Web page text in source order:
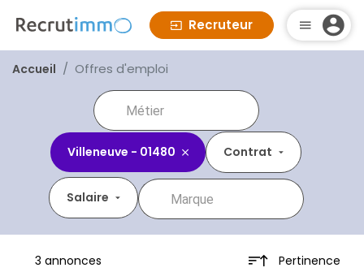
Recruteur
Accueil Offres d'emploi
Villeneuve - 01480 Contrat
Salaire
3 annonces Pertinence